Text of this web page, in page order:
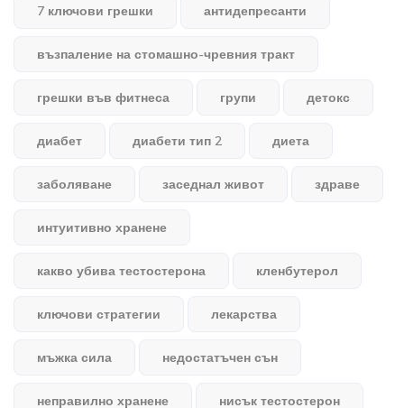
7 ключови грешки антидепресанти
възпаление на стомашно-чревния тракт
грешки във фитнеса групи детокс
диабет диабети тип 2 диета
заболяване заседнал живот здраве
интуитивно хранене
какво убива тестостерона кленбутерол
ключови стратегии лекарства
мъжка сила недостатъчен сън
неправилно хранене нисък тестостерон